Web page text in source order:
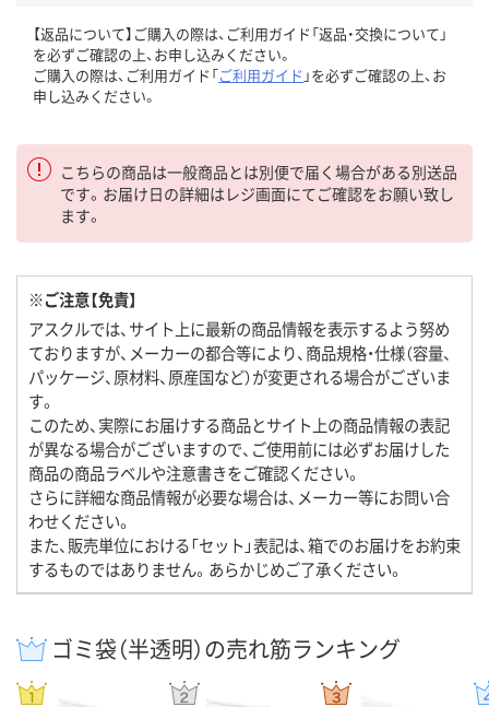
【返品について】ご購入の際は、ご利用ガイド「返品・交換について」
を必ずご確認の上、お申し込みください。
ご購入の際は、ご利用ガイド「ご利用ガイド 」を必ずご確認の上、お
申し込みください。
こちらの商品は一般商品とは別便で届く場合がある別送品
です。お届け日の詳細はレジ画面にてご確認をお願い致し
ます。
※ご注意【免責】
アスクルでは、サイト上に最新の商品情報を表示するよう努め
ておりますが、メーカーの都合等により、商品規格・仕様（容量、
パッケージ、原材料、原産国など）が変更される場合がございま
す。
このため、実際にお届けする商品とサイト上の商品情報の表記
が異なる場合がございますので、ご使用前には必ずお届けした
商品の商品ラベルや注意書きをご確認ください。
さらに詳細な商品情報が必要な場合は、メーカー等にお問い合
わせください。
また、販売単位における「セット」表記は、箱でのお届けをお約束
するものではありません。あらかじめご了承ください。
ゴミ袋（半透明）の売れ筋ランキング